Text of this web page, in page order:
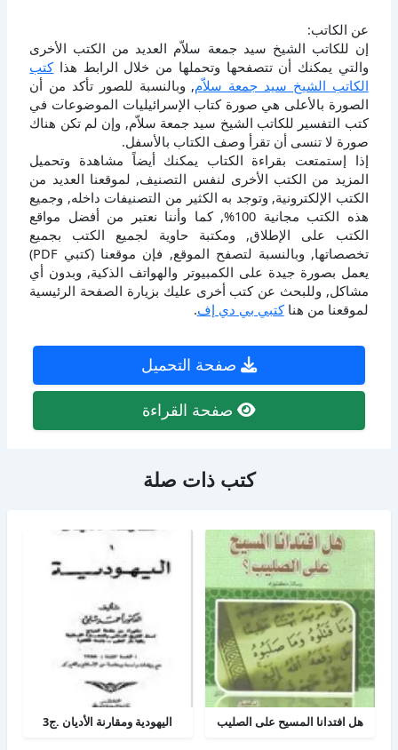
عن الكاتب:
إن للكاتب الشيخ سيد جمعة سلاّم العديد من الكتب الأخرى
والتي يمكنك أن تتصفحها وتحملها من خلال الرابط هذاكتب
الكاتب الشيخ سيد جمعة سلاّم, وبالنسبة للصور تأكد من أن
الصورة بالأعلى هي صورة كتاب الإسرائيليات الموضوعات في
كتب التفسير للكاتب الشيخ سيد جمعة سلاّم, وإن لم تكن هناك
صورة لا تنسى أن تقرأ وصف الكتاب بالأسفل.
إذا إستمتعت بقراءة الكتاب يمكنك أيضاً مشاهدة وتحميل
المزيد من الكتب الأخرى لنفس التصنيف, لموقعنا العديد من
الكتب الإلكترونية, وتوجد به الكثير من التصنيفات داخله, وجميع
هذه الكتب مجانية 100%, كما وأننا نعتبر من أفضل مواقع
الكتب على الإطلاق, ومكتبة حاوية لجميع الكتب بجميع
تخصصاتها, وبالنسبة لتصفح الموقع, فإن موقعنا (كتبي PDF)
يعمل بصورة جيدة على الكمبيوتر والهواتف الذكية, وبدون أي
مشاكل, وللبحث عن كتب أخرى عليك بزيارة الصفحة الرئيسية
لموقعنا من هناكتبي بي دي إف.
صفحة التحميل
صفحة القراءة
كتب ذات صلة
هل افتدانا المسيح على الصليب اليهودية ومقارنة الأديان .ج3